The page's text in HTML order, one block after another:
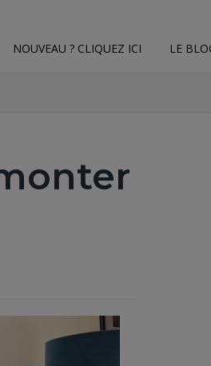
NOUVEAU ? CLIQUEZ ICI LE